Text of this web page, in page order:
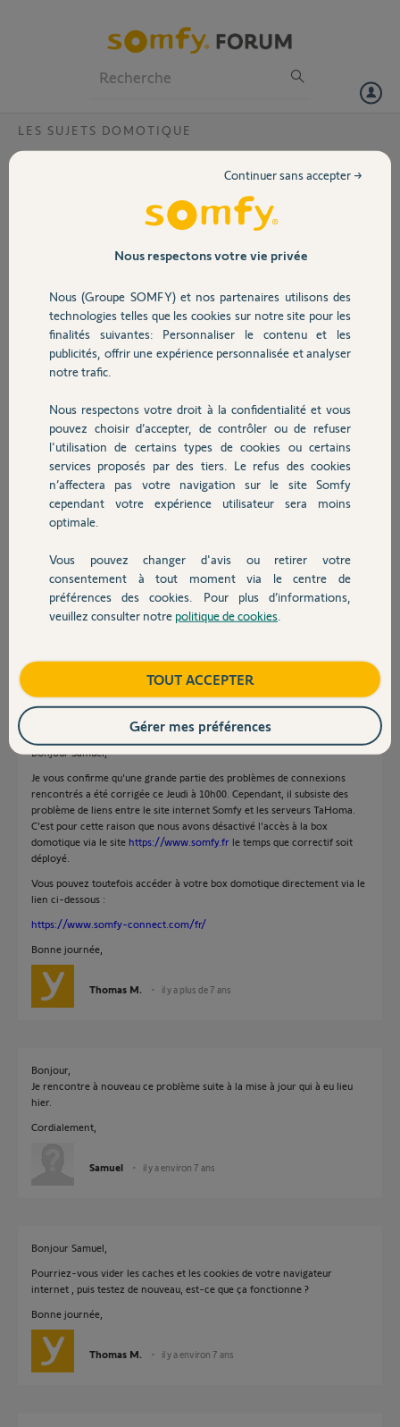
Volet
Sécurité
Domotique
Chauffage
Autres produits
Devis avec un pro
Contact
LES SUJETS DOMOTIQUE
Tahoma - imposible de se connecter à
Depuis quelque jour je n'arrive plus à me connecter sur la page web
redirigé vers l'interface TaHoma" mais il ne se passe rien.
Merci par avance
Samuel
Participer au fil de discussion
Réponses
Je vous confirme que nous avons bien identifié le défaut depuis hier midi
et que nos équipes travaillent actuellement sur le problème afin de
déployer un correctif le plus rapidement possible.
Bonjour Samuel,
Je vous confirme qu'une grande partie des problèmes de connexions
rencontrés a été corrigée ce Jeudi à 10h00. Cependant, il subsiste des
problème de liens entre le site internet Somfy et les serveurs TaHoma.
C'est pour cette raison que nous avons désactivé l'accès à la box
domotique via le site https://www.somfy.fr le temps que correctif soit
déployé.
Vous pouvez toutefois accéder à votre box domotique directement via le
lien ci-dessous :
https://www.somfy-connect.com/fr/
Bonne journée,
Thomas M. il y a plus de 7 ans
Bonjour,
Je rencontre à nouveau ce problème suite à la mise à jour qui à eu lieu
hier.
Cordialement,
Samuel il y a environ 7 ans
Bonjour Samuel,
Pourriez-vous vider les caches et les cookies de votre navigateur
internet , puis testez de nouveau, est-ce que ça fonctionne ?
Bonne journée,
Thomas M. il y a environ 7 ans
Nous respectons votre vie privée
Nous (Groupe SOMFY) et nos partenaires utilisons des
technologies telles que les cookies sur notre site pour les
finalités suivantes: Personnaliser le contenu et les
publicités, offrir une expérience personnalisée et analyser
notre trafic.
Nous respectons votre droit à la confidentialité et vous
pouvez choisir d’accepter, de contrôler ou de refuser
l'utilisation de certains types de cookies ou certains
services proposés par des tiers. Le refus des cookies
n’affectera pas votre navigation sur le site Somfy
cependant votre expérience utilisateur sera moins
optimale.
Vous pouvez changer d'avis ou retirer votre
consentement à tout moment via le centre de
préférences des cookies. Pour plus d’informations,
veuillez consulter notre politique de cookies
Continuer sans accepter →
TOUT ACCEPTER
Gérer mes préférences